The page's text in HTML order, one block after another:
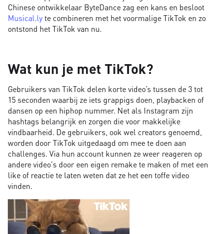
Chinese ontwikkelaar ByteDance zag een kans en besloot
Musical.lyte combineren met het voormalige TikTok en zo
ontstond het TikTok van nu.
Wat kun je met TikTok?
Gebruikers van TikTok delen korte video’s tussen de 3 tot
15 seconden waarbij ze iets grappigs doen, playbacken of
dansen op een hiphop nummer. Net als Instagram zijn
hashtags belangrijk en zorgen die voor makkelijke
vindbaarheid. De gebruikers, ook wel creators genoemd,
worden door TikTok uitgedaagd om mee te doen aan
challenges. Via hun account kunnen ze weer reageren op
andere video's door een eigen remake te maken of met een
like of reactie te laten weten dat ze het een toffe video
vinden.